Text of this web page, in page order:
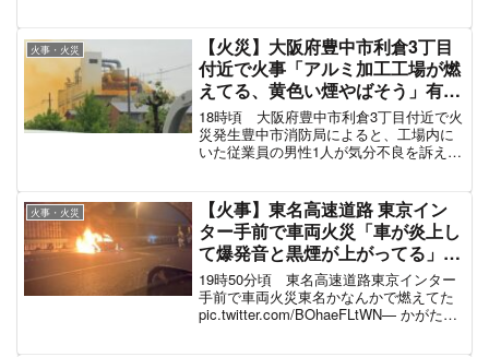
機してる感じです。皆様の努力によって
迅速に火が消...
火事・火災
【火災】大阪府豊中市利倉3丁目
付近で火事「アルミ加工工場が燃
えてる、黄色い煙やばそう」有毒
ガスの可能性で周辺住民が緊急避
難5月20日
18時頃 大阪府豊中市利倉3丁目付近で火
災発生豊中市消防局によると、工場内に
いた従業員の男性1人が気分不良を訴えた
クから煙が出たとみて調べている。付近
で働く人たちに、窓を...
火事・火災
【火事】東名高速道路 東京イン
ター手前で車両火災「車が炎上し
て爆発音と黒煙が上がってる」車
線規制で渋滞 #東名 2月8日
19時50分頃 東名高速道路東京インター
手前で車両火災東名かなんかで燃えてた
pic.twitter.com/BOhaeFLtWN— かがたに